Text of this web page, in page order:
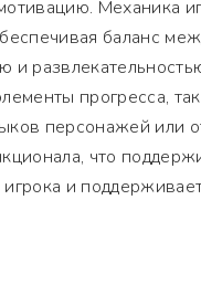
Механика
баланс
и
прогресса,
персонажей или
что
игрока и